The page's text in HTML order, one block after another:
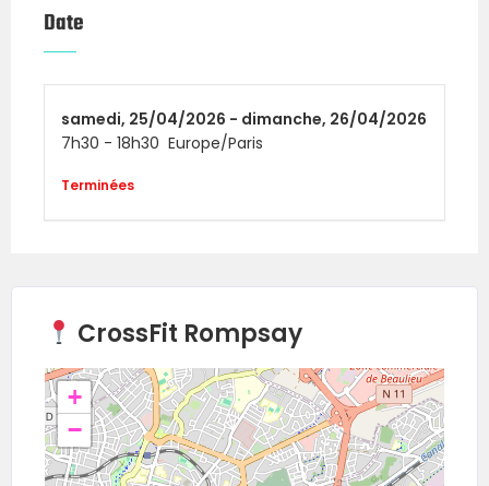
Samedi – 25 avril 2026
HH (Homme/Homme)
FF (Femme/Femme)
Dimanche – 26 avril 2026
performer deux fois !
🏋️ Programmation &
déroulement
Date
samedi, 25/04/2026 - dimanche, 26/04/2026
7h30 - 18h30 Europe/Paris
Terminées
CrossFit Rompsay
+
−